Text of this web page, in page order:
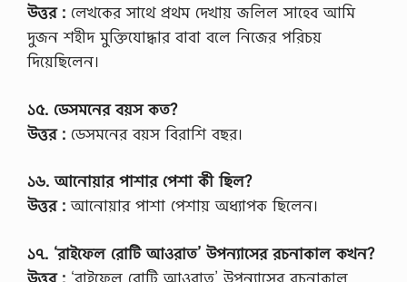
উত্তর : লেখকের সাথে প্রথম দেখায় জলিল সাহেব আমি
দুজন শহীদ মুক্তিযোদ্ধার বাবা বলে নিজের পরিচয়
দিয়েছিলেন।
১৫. ডেসমনের বয়স কত?
উত্তর : ডেসমনের বয়স বিরাশি বছর।
১৬. আনোয়ার পাশার পেশা কী ছিল?
উত্তর : আনোয়ার পাশা পেশায় অধ্যাপক ছিলেন।
১৭. ‘রাইফেল রোটি আওরাত’ উপন্যাসের রচনাকাল কখন?
উত্তর : ‘রাইফেল রোটি আওরাত’ উপন্যাসের রচনাকাল